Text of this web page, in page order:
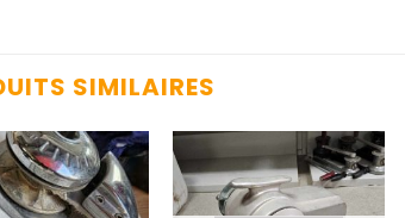
SIMILAIRES